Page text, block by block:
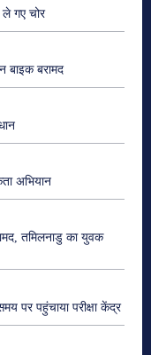
गए चोर
बाइक बरामद
अभियान
तमिलनाडु का युवक
पर पहुंचाया परीक्षा केंद्र